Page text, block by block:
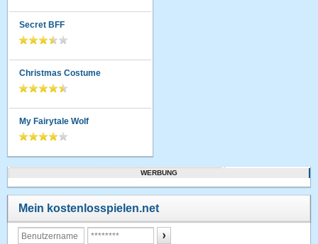
Secret BFF
Christmas Costume
My Fairytale Wolf
WERBUNG
Mein kostenlosspielen.net